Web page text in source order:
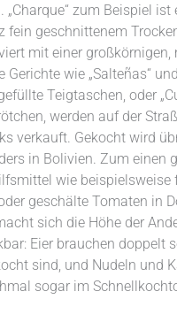
„Charque“ zum Beispiel ist
fein geschnittenem
mit einer großkörnigen,
Gerichte wie „Salteñas“ und
Teigtaschen, oder
werden auf der
verkauft. Gekocht wird
in Bolivien. Zum einen
wie beispielsweise
geschälte Tomaten in
sich die Höhe der
Eier brauchen doppelt
sind, und Nudeln und
sogar im